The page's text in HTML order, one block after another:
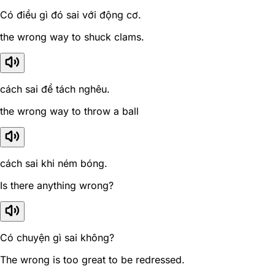
Có điều gì đó sai với động cơ.
the wrong way to shuck clams.
cách sai để tách nghêu.
the wrong way to throw a ball
cách sai khi ném bóng.
Is there anything wrong?
Có chuyện gì sai không?
The wrong is too great to be redressed.